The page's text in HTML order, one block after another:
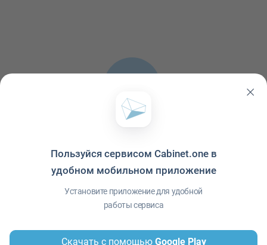
Список публикаций пуст
В ленте не обнаружено ни одной публикации
Пользуйся сервисом Cabinet.one в
удобном мобильном приложение
Установите приложение для удобной
работы сервиса
Скачать с помощью Google Play